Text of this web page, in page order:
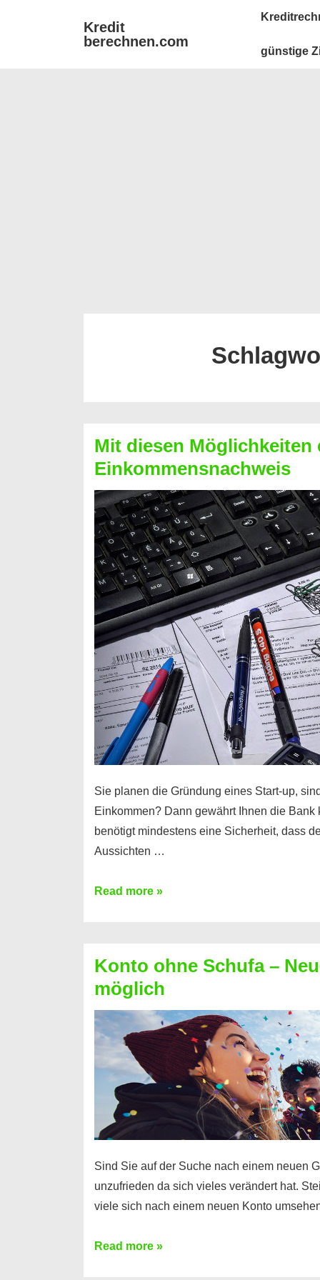
Kredit
berechnen.com
Main
günstige
Mit diesen Möglichkeiten
Einkommensnachweis
Sie planen die Gründung eines Start-up,
Einkommen? Dann gewährt Ihnen die
benötigt mindestens eine Sicherheit, dass
Aussichten …
Mit
Sie
einen
Kredit
ohne
Einkommensnachweis
Read more »
Konto ohne Schufa –
möglich
Sind Sie auf der Suche nach einem neuen
unzufrieden da sich vieles verändert hat.
viele sich nach einem neuen Konto
Konto
Read more »